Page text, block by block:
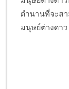
ตำนานที่จะส
มนุษย์ต่างดาว